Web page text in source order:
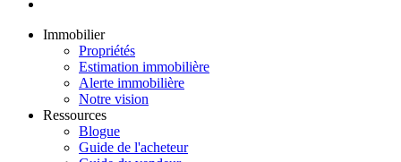
Immobilier
Propriétés
Estimation immobilière
Alerte immobilière
Notre vision
Ressources
Blogue
Guide de l'acheteur